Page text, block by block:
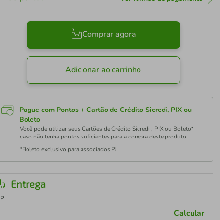
Comprar agora
Adicionar ao carrinho
Pague com Pontos + Cartão de Crédito Sicredi, PIX ou
Boleto
Você pode utilizar seus Cartões de Crédito Sicredi , PIX ou Boleto*
caso não tenha pontos suficientes para a compra deste produto.
*Boleto exclusivo para associados PJ
Entrega
Calcular